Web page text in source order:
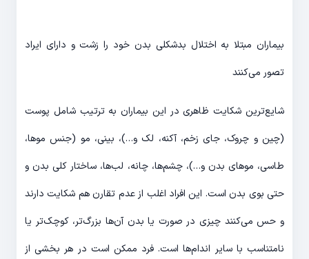
بیماران مبتلا به اختلال بدشکلی بدن خود را زشت و دارای ایراد
تصور می‌کنند
شایع‌ترین شکایت ظاهری در این بیماران به ترتیب شامل پوست
(چین و چروک، جای زخم، آکنه، لک و…)، بینی، مو (جنس موها،
طاسی، موهای بدن و…)، چشم‌ها، چانه، لب‌ها، ساختار کلی بدن و
حتی بوی بدن است. این افراد اغلب از عدم تقارن هم شکایت دارند
و حس می‌کنند چیزی در صورت یا بدن آن‌ها بزرگ‌تر، کوچک‌تر یا
نامتناسب با سایر اندام‌ها است. فرد ممکن است در هر بخشی از